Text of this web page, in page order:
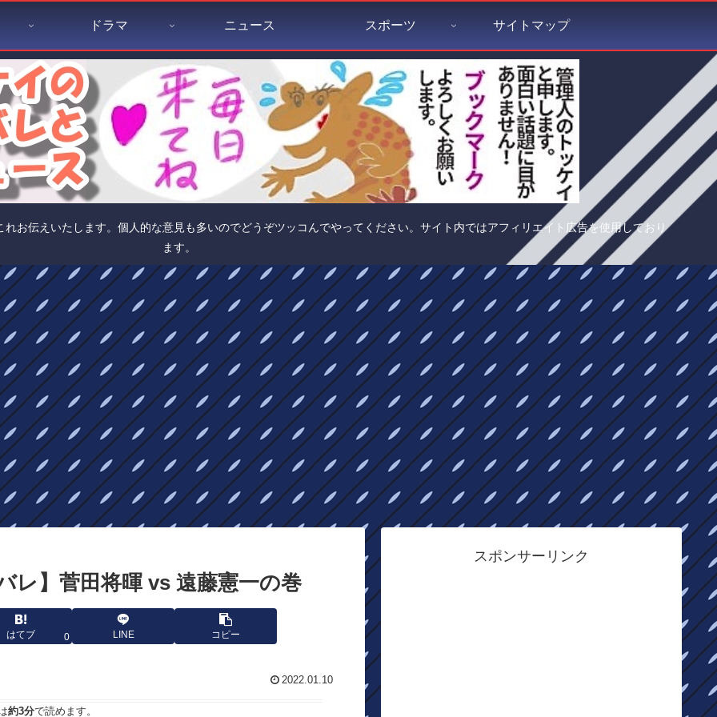
お伝えいたします。個人的な意見も多いのでどうぞツッコんでやってください。サイト内ではアフィリエイト広告を使用しており
ます。
ドラマ ニュース スポーツ サイトマップ
レ】菅田将暉 vs 遠藤憲一の巻
はてブ 0 LINE コピー
2022.01.10
約3分で読めます。
スポンサーリンク